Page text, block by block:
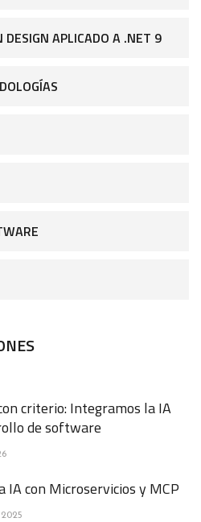
APLICADO A .NET 9
criterio: Integramos la IA
de software
IA con Microservicios y MCP
2025